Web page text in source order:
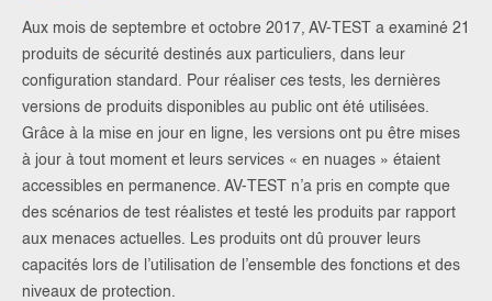
Aux mois de septembre et octobre 2017, AV-TEST a examiné 21
produits de sécurité destinés aux particuliers, dans leur
configuration standard. Pour réaliser ces tests, les dernières
versions de produits disponibles au public ont été utilisées.
Grâce à la mise en jour en ligne, les versions ont pu être mises
à jour à tout moment et leurs services « en nuages » étaient
accessibles en permanence. AV-TEST n’a pris en compte que
des scénarios de test réalistes et testé les produits par rapport
aux menaces actuelles. Les produits ont dû prouver leurs
capacités lors de l’utilisation de l’ensemble des fonctions et des
niveaux de protection.